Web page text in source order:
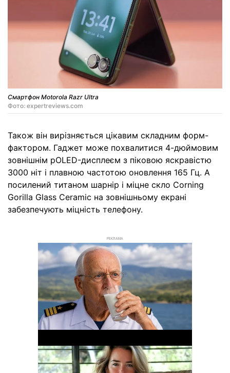
Смартфон Motorola Razr Ultra
Фото: expertreviews.com
Також він вирізняється цікавим складним форм-
фактором. Гаджет може похвалитися 4-дюймовим
зовнішнім pOLED-дисплеєм з піковою яскравістю
3000 ніт і плавною частотою оновлення 165 Гц. А
посилений титаном шарнір і міцне скло Corning
Gorilla Glass Ceramic на зовнішньому екрані
забезпечують міцність телефону.
РЕКЛАМА